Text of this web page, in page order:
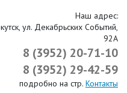
Наш адрес:
ул. Декабрьских Событий,
92А
8 (3952) 20-71-10
8 (3952) 29-42-59
подробно на стр. Контакты